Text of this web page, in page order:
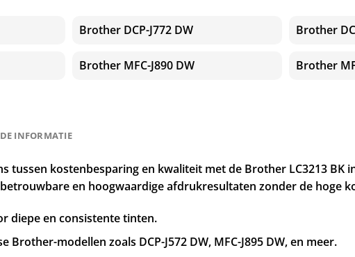
Brother DCP-J772 DW Brother
Brother MFC-J890 DW Brother
INFORMATIE
tussen kostenbesparing en kwaliteit met de Brother LC3213
en hoogwaardige afdrukresultaten zonder de hoge
diepe en consistente tinten.
Brother-modellen zoals DCP-J572 DW, MFC-J895 DW, en meer.